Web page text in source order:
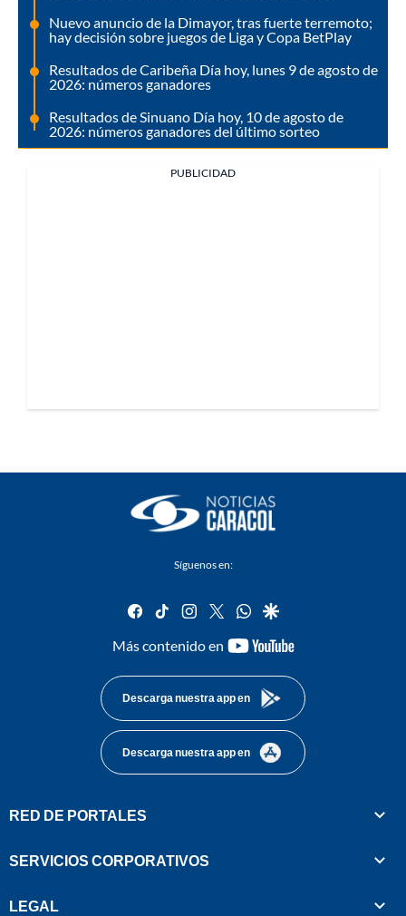
Nuevo anuncio de la Dimayor, tras fuerte terremoto;
hay decisión sobre juegos de Liga y Copa BetPlay
Resultados de Caribeña Día hoy, lunes 9 de agosto de
2026: números ganadores
Resultados de Sinuano Día hoy, 10 de agosto de
2026: números ganadores del último sorteo
PUBLICIDAD
Síguenos en:
facebook
tiktok instagram
twitterwhatsapp
google
Más contenido en
youtube-
Descarga nuestra app en
Descarga nuestra app en
RED DE PORTALES
SERVICIOS CORPORATIVOS
LEGAL